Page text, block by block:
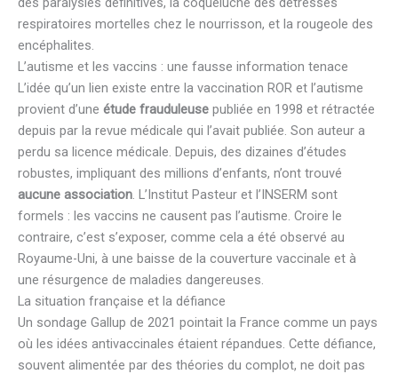
respiratoires mortelles chez le nourrisson, et la rougeole des
encéphalites.
L’autisme et les vaccins : une fausse information tenace
L’idée qu’un lien existe entre la vaccination ROR et l’autisme
provient d’une étude frauduleuse publiée en 1998 et rétractée
depuis par la revue médicale qui l’avait publiée. Son auteur a
perdu sa licence médicale. Depuis, des dizaines d’études
robustes, impliquant des millions d’enfants, n’ont trouvé
aucune association . L’Institut Pasteur et l’INSERM sont
formels : les vaccins ne causent pas l’autisme. Croire le
contraire, c’est s’exposer, comme cela a été observé au
Royaume-Uni, à une baisse de la couverture vaccinale et à
une résurgence de maladies dangereuses.
La situation française et la défiance
Un sondage Gallup de 2021 pointait la France comme un pays
où les idées antivaccinales étaient répandues. Cette défiance,
souvent alimentée par des théories du complot, ne doit pas